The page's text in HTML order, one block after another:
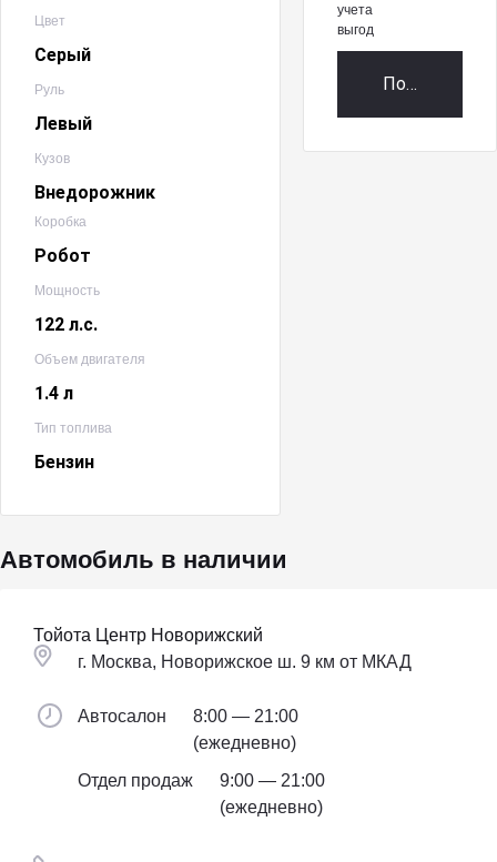
Цвет
Серый
Руль
Левый
Кузов
Внедорожник
Коробка
Робот
Мощность
122 л.с.
Объем двигателя
1.4 л
Тип топлива
Бензин
учета
выгод
Получить
Автомобиль в наличии
Тойота Центр Новорижский
г. Москва, Новорижское ш. 9 км от МКАД
Автосалон
8:00 — 21:00
(ежедневно)
Отдел продаж
9:00 — 21:00
(ежедневно)